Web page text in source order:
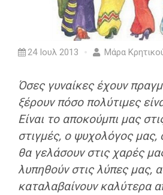
24 Ιουλ 2013 Μάρα
Όσες γυναίκες έχουν
ξέρουν πόσο πολύτιμες
Είναι το αποκούμπι μας
στιγμές, ο ψυχολόγος μας,
θα γελάσουν στις χαρές
λυπηθούν στις λύπες μας,
καταλαβαίνουν καλύτερα